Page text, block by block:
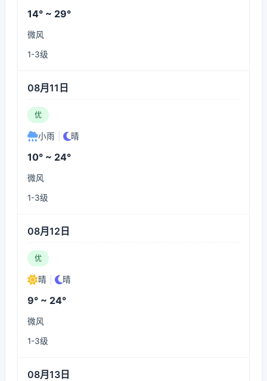
14° ~ 29°
微风
1-3级
08月11日
优
小雨 晴
10° ~ 24°
微风
1-3级
08月12日
优
晴 晴
9° ~ 24°
微风
1-3级
08月13日